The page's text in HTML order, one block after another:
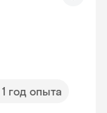
1 год опыта